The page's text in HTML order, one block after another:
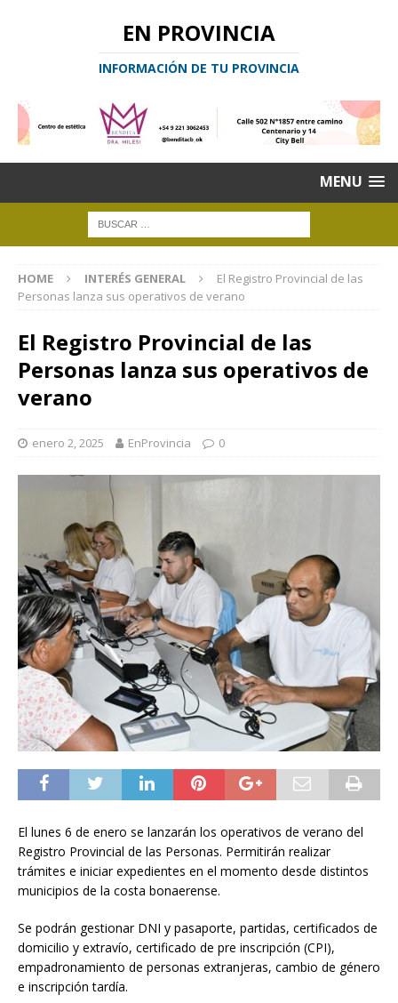
EN PROVINCIA
INFORMACIÓN DE TU PROVINCIA
MENU
HOME INTERÉS GENERAL
El Registro Provincial de las
Personas lanza sus operativos de verano
El Registro Provincial de las
Personas lanza sus operativos de
verano
enero 2, 2025 EnProvincia 0
El lunes 6 de enero se lanzarán los operativos de verano del
Registro Provincial de las Personas. Permitirán realizar
trámites e iniciar expedientes en el momento desde distintos
municipios de la costa bonaerense.
Se podrán gestionar DNI y pasaporte, partidas, certificados de
domicilio y extravío, certificado de pre inscripción (CPI),
empadronamiento de personas extranjeras, cambio de género
e inscripción tardía.